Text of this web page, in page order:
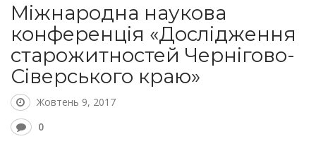
Міжнародна наукова
конференція «Дослідження
старожитностей Чернігово-
Сіверського краю»
Жовтень 9, 2017
0